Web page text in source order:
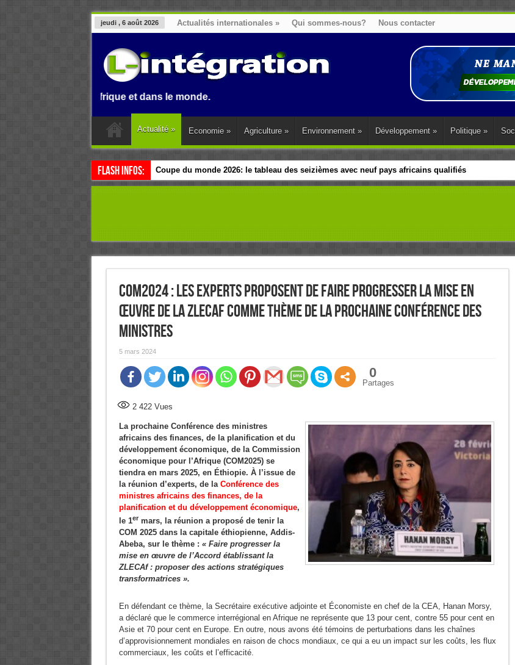
jeudi , 6 août 2026 Actualités internationales » Qui sommes-nous? Nous contacter
en Afrique et dans le monde.
Actualité » Economie » Agriculture » Environnement » Développement » Politique »
Flash Infos: Coupe du monde 2026: le tableau des seizièmes avec neuf pays africains qualifiés
Esclavage: à Accra, l’Afrique et sa diaspora tentent de parler d’une seule voix sur la question
CoM2024 : Les experts proposent de faire progresser la mise en
œuvre de la ZLECAf comme thème de la prochaine Conférence des
ministres
5 mars 2024
0
Partages
2 422Vues
La prochaine Conférence des ministres
africains des finances, de la planification et du
développement économique, de la Commission
économique pour l’Afrique (COM2025) se
tiendra en mars 2025, en Éthiopie. À l’issue de
la réunion d’experts, de la Conférence des
ministres africains des finances, de la
planification et du développement économique,
le 1ermars, la réunion a proposé de tenir la
COM 2025 dans la capitale éthiopienne, Addis-
Abeba, sur le thème : « Faire progresser la
mise en œuvre de l’Accord établissant la
ZLECAf : proposer des actions stratégiques
transformatrices ».
En défendant ce thème, la Secrétaire exécutive adjointe et Économiste en chef de la CEA, Hanan Morsy,
a déclaré que le commerce interrégional en Afrique ne représente que 13 pour cent, contre 55 pour cent en
Asie et 70 pour cent en Europe. En outre, nous avons été témoins de perturbations dans les chaînes
d’approvisionnement mondiales en raison de chocs mondiaux, ce qui a eu un impact sur les coûts, les flux
commerciaux, les coûts et l’efficacité.